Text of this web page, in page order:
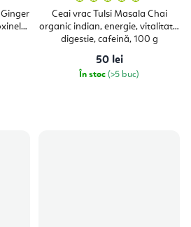
Ceai vrac Tulsi Masala Chai
organic indian, energie, vitalitate,
digestie, cafeină, 100 g
a
este
5,0
din
50 lei
În stoc (>5 buc)